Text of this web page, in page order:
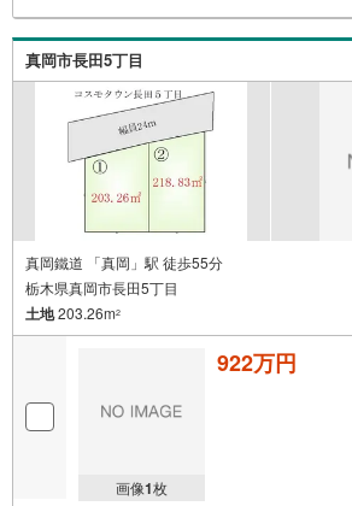
真岡市長田5丁目
真岡鐵道 「真岡」駅 徒歩55分
栃木県真岡市長田5丁目
土地203.26m2
画像1枚
922万円